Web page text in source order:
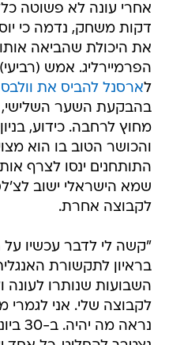
אחרי עונה לא פשוטה
דקות משחק, נדמה כי
את היכולת שהביאה
הפרמיירליג. אמש
לארסנל להביס את וולבס 0:3
בהבקעת השער השלישי,
מחוץ לרחבה. כידוע,
והכושר הטוב בו הוא
התותחנים ינסו לצרף
שמא הישראלי ישוב
לקבוצה אחרת.
"קשה לי לדבר עכשיו
בראיון לתקשורת
השבועות שנותרו לעונה
לקבוצה שלי. אני לגמרי
נראה